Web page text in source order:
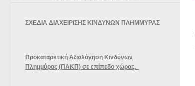
ΣΧΕΔΙΑ ΔΙΑΧΕΙΡΙΣΗΣ ΚΙΝΔΥΝΩΝ ΠΛΗΜΜΥΡΑΣ
Προκαταρκτική Αξιολόγηση Κινδύνων
Πλημμύρας (ΠΑΚΠ) σε επίπεδο χώρας.